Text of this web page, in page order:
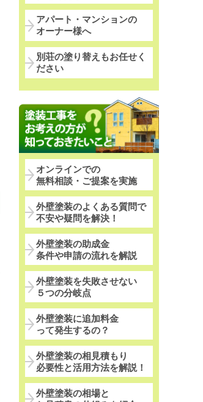
アパート・マンションの
オーナー様へ
別荘の塗り替えもお任せく
ださい
オンラインでの
無料相談・ご提案を実施
外壁塗装のよくある質問で
不安や疑問を解決！
外壁塗装の助成金
条件や申請の流れを解説
外壁塗装を失敗させない
５つの分岐点
外壁塗装に追加料金
って発生するの？
外壁塗装の相見積もり
必要性と活用方法を解説！
外壁塗装の相場と